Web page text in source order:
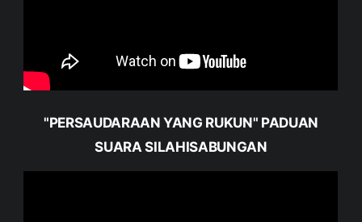
"PERSAUDARAAN YANG RUKUN" PADUAN
SUARA SILAHISABUNGAN